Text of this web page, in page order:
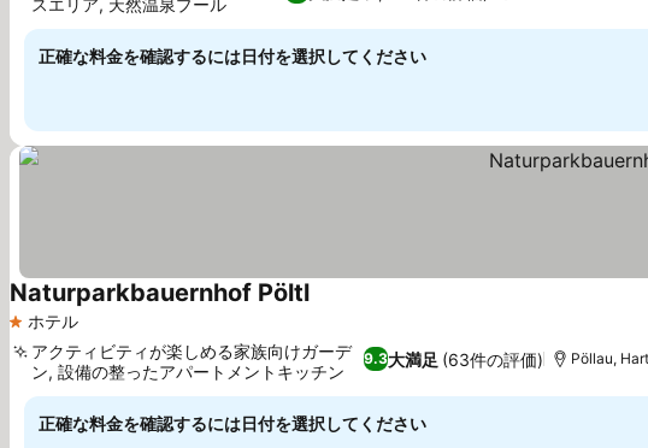
スエリア, 天然温泉プール
正確な料金を確認するには日付を選択してください
1 ホテルのランク
ホテル
Naturparkbauernhof Pöltl料金を表示
9.3大満足 (63件の評価)
アクティビティが楽しめる家族向けガーデ
ン, 設備の整ったアパートメントキッチン
Pöllau,
正確な料金を確認するには日付を選択してください